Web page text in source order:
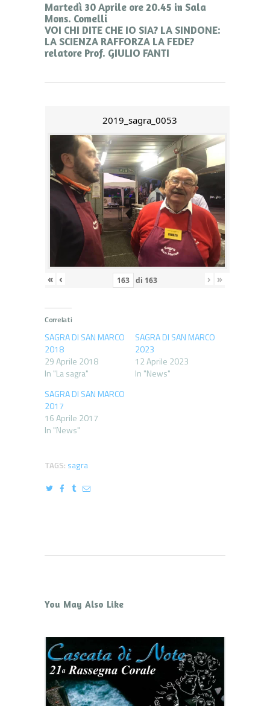
Martedì 30 Aprile ore 20.45 in Sala
Mons. Comelli
VOI CHI DITE CHE IO SIA? LA SINDONE:
LA SCIENZA RAFFORZA LA FEDE?
relatore Prof. GIULIO FANTI
2019_sagra_0053
« ‹ di 163 › »
Correlati
SAGRA DI SAN MARCO
2018
29 Aprile 2018
In "La sagra"
SAGRA DI SAN MARCO
2023
12 Aprile 2023
In "News"
SAGRA DI SAN MARCO
2017
16 Aprile 2017
In "News"
TAGS: sagra
You May Also Like